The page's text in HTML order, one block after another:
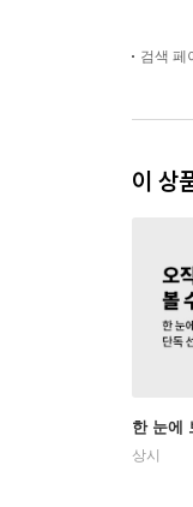
검색 페
이 상
한 눈에
상시